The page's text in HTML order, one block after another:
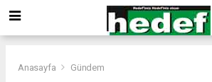
Anasayfa Gündem